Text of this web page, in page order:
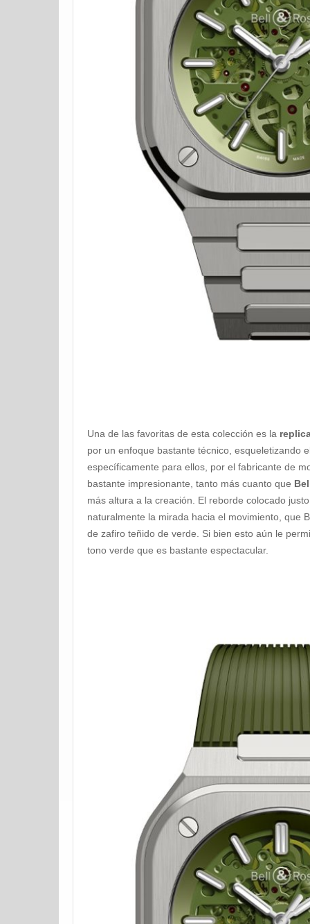
Una de las favoritas de esta colección es la
por un enfoque bastante técnico, esqueletizando
específicamente para ellos, por el fabricante de
bastante impresionante, tanto más cuanto que
más altura a la creación. El reborde colocado
naturalmente la mirada hacia el movimiento, que
de zafiro teñido de verde. Si bien esto aún le
tono verde que es bastante espectacular.